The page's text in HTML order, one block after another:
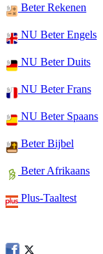
Beter Rekenen
NU Beter Engels
NU Beter Duits
NU Beter Frans
NU Beter Spaans
Beter Bijbel
Beter Afrikaans
Plus-Taaltest